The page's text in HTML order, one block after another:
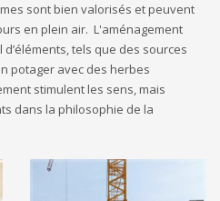
sont bien valorisés et peuvent
en plein air. L'aménagement
tels que des sources
potager avec des herbes
stimulent les sens, mais
dans la philosophie de la